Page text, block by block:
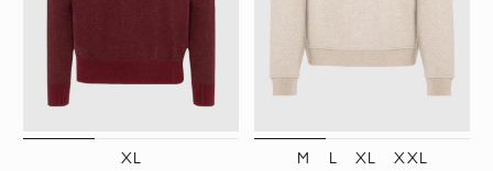
XL M L XL XXL